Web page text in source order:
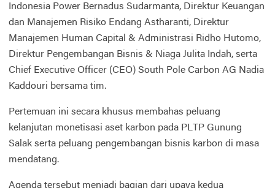
Indonesia Power Bernadus Sudarmanta, Direktur Keuangan
dan Manajemen Risiko Endang Astharanti, Direktur
Manajemen Human Capital & Administrasi Ridho Hutomo,
Direktur Pengembangan Bisnis & Niaga Julita Indah, serta
Chief Executive Officer (CEO) South Pole Carbon AG Nadia
Kaddouri bersama tim.
Pertemuan ini secara khusus membahas peluang
kelanjutan monetisasi aset karbon pada PLTP Gunung
Salak serta peluang pengembangan bisnis karbon di masa
mendatang.
Agenda tersebut menjadi bagian dari upaya kedua